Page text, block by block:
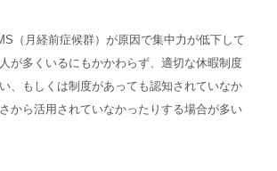
（月経前症候群）が原因で集中力が低下して
が多くいるにもかかわらず、適切な休暇制度
、もしくは制度があっても認知されていなか
から活用されていなかったりする場合が多い